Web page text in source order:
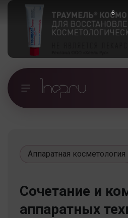
Аппаратная косметология
Сочетание и
аппаратных
5